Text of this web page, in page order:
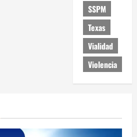
SSPM
Texas
Vialidad
Violencia